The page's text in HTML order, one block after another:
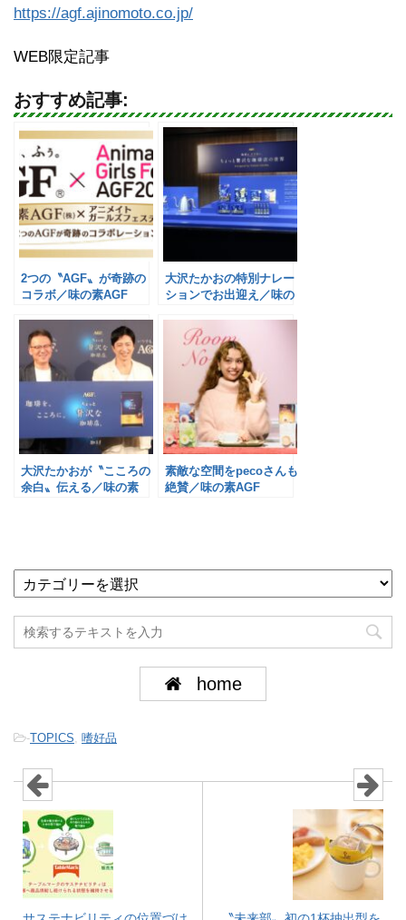
https://agf.ajinomoto.co.jp/
WEB限定記事
おすすめ記事:
2つの〝AGF〟が奇跡の
コラボ／味の素AGF
大沢たかおの特別ナレー
ションでお出迎え／味の
大沢たかおが〝こころの
余白〟伝える／味の素
素敵な空間をpecoさんも
絶賛／味の素AGF
home
-TOPICS 嗜好品